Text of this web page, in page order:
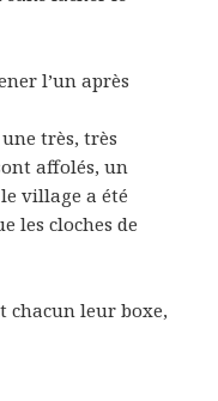
l’un après
très, très
affolés, un
village a été
les cloches de
chacun leur boxe,